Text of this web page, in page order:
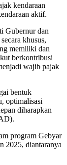
kendaraan
aktif.
Gubernur dan
khusus,
memiliki dan
berkontribusi
wajib pajak
bentuk
optimalisasi
diharapkan
program Gebyar
2025, diantaranya